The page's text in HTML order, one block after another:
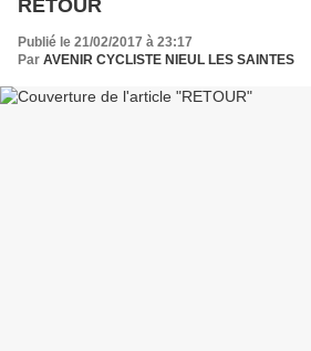
RETOUR
Publié le 21/02/2017 à 23:17
Par AVENIR CYCLISTE NIEUL LES SAINTES